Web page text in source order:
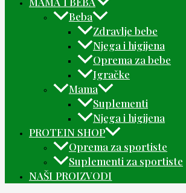
Beba
Zdravlje bebe
Njega i higijena
Oprema za bebe
Igračke
Mama
Suplementi
Njega i higijena
PROTEIN SHOP
Oprema za sportiste
Suplementi za sportiste
NAŠI PROIZVODI